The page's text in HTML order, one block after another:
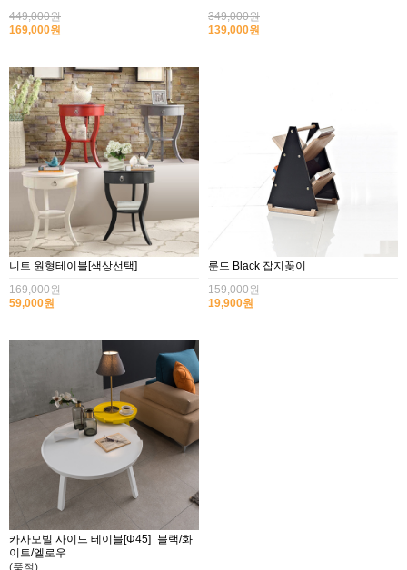
449,000원
169,000원
349,000원
139,000원
니트 원형테이블[색상선택]
169,000원
59,000원
룬드 Black 잡지꽂이
159,000원
19,900원
카사모빌 사이드 테이블[Φ45]_블랙/화
이트/엘로우
(품절)